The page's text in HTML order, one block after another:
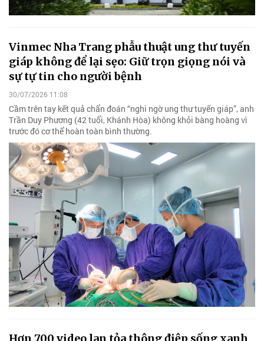
Vinmec Nha Trang phẫu thuật ung thư tuyến
giáp không để lại sẹo: Giữ trọn giọng nói và
sự tự tin cho người bệnh
30/07/2026 11:08
Cầm trên tay kết quả chẩn đoán “nghi ngờ ung thư tuyến giáp”, anh
Trần Duy Phương (42 tuổi, Khánh Hòa) không khỏi bàng hoàng vì
trước đó cơ thể hoàn toàn bình thường.
Hơn 700 video lan tỏa thông điệp sống xanh